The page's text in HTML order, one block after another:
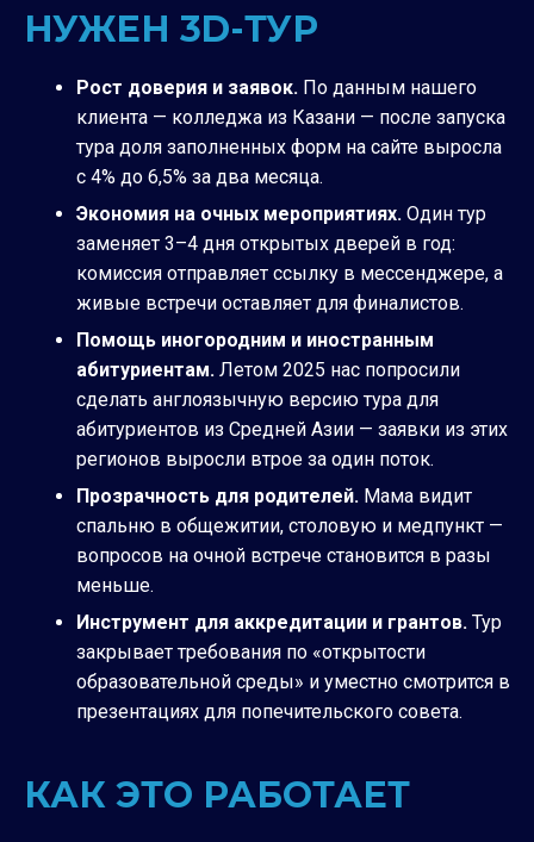
НУЖЕН 3D-ТУР
Рост доверия и заявок. По данным нашего
клиента — колледжа из Казани — после запуска
тура доля заполненных форм на сайте выросла
с 4% до 6,5% за два месяца.
Экономия на очных мероприятиях. Один тур
заменяет 3–4 дня открытых дверей в год:
комиссия отправляет ссылку в мессенджере, а
живые встречи оставляет для финалистов.
Помощь иногородним и иностранным
абитуриентам. Летом 2025 нас попросили
сделать англоязычную версию тура для
абитуриентов из Средней Азии — заявки из этих
регионов выросли втрое за один поток.
Прозрачность для родителей. Мама видит
спальню в общежитии, столовую и медпункт —
вопросов на очной встрече становится в разы
меньше.
Инструмент для аккредитации и грантов. Тур
закрывает требования по «открытости
образовательной среды» и уместно смотрится в
презентациях для попечительского совета.
КАК ЭТО РАБОТАЕТ